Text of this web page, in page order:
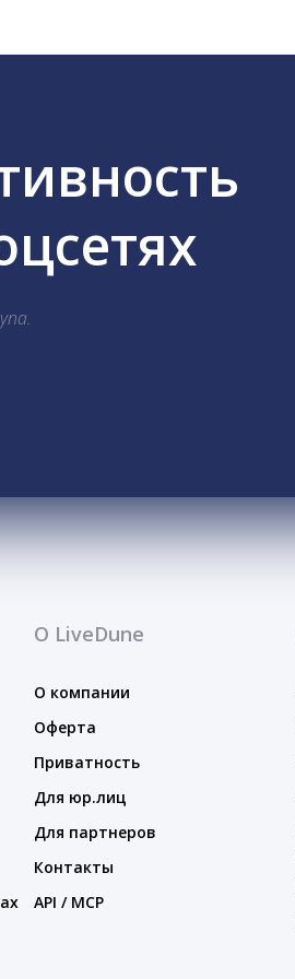
О LiveDune
О компании
Оферта
Приватность
Для юр.лиц
Для партнеров
Контакты
API / MCP